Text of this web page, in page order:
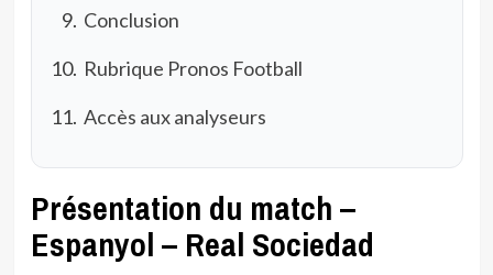
Conclusion
Rubrique Pronos Football
Accès aux analyseurs
Présentation du match –
Espanyol – Real Sociedad